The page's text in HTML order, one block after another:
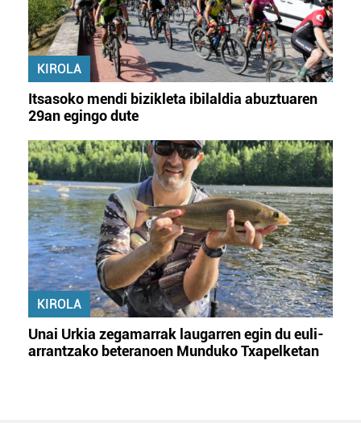
KIROLA
Itsasoko mendi bizikleta ibilaldia abuztuaren
29an egingo dute
KIROLA
Unai Urkia zegamarrak laugarren egin du euli-
arrantzako beteranoen Munduko Txapelketan